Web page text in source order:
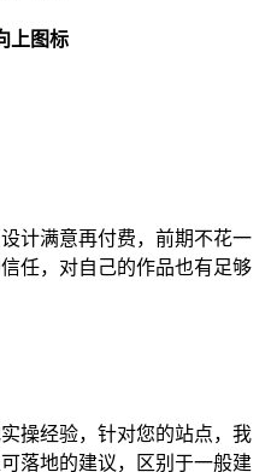
计满意再付费，前期不花一
任，对自己的作品也有足够
操经验，针对您的站点，我
落地的建议，区别于一般建